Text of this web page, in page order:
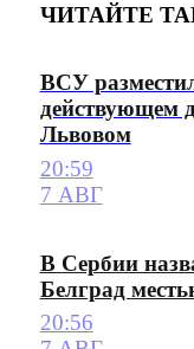
ЧИТАЙТЕ
ВСУ
действующем
Львовом
20:59
7 АВГ
В Сербии
Белград
20:56